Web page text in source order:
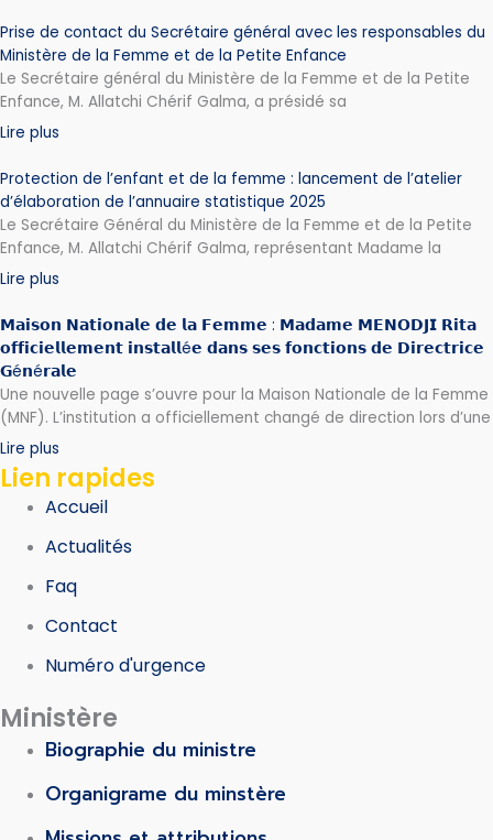
Prise de contact du Secrétaire général avec les responsables du
Ministère de la Femme et de la Petite Enfance
Le Secrétaire général du Ministère de la Femme et de la Petite
Enfance, M. Allatchi Chérif Galma, a présidé sa
Lire plus
Protection de l’enfant et de la femme : lancement de l’atelier
d’élaboration de l’annuaire statistique 2025
Le Secrétaire Général du Ministère de la Femme et de la Petite
Enfance, M. Allatchi Chérif Galma, représentant Madame la
Lire plus
𝗠𝗮𝗶𝘀𝗼𝗻 𝗡𝗮𝘁𝗶𝗼𝗻𝗮𝗹𝗲 𝗱𝗲 𝗹𝗮 𝗙𝗲𝗺𝗺𝗲 : 𝗠𝗮𝗱𝗮𝗺𝗲 𝗠𝗘𝗡𝗢𝗗𝗝𝗜 𝗥𝗶𝘁𝗮
𝗼𝗳𝗳𝗶𝗰𝗶𝗲𝗹𝗹𝗲𝗺𝗲𝗻𝘁 𝗶𝗻𝘀𝘁𝗮𝗹𝗹é𝗲 𝗱𝗮𝗻𝘀 𝘀𝗲𝘀 𝗳𝗼𝗻𝗰𝘁𝗶𝗼𝗻𝘀 𝗱𝗲 𝗗𝗶𝗿𝗲𝗰𝘁𝗿𝗶𝗰𝗲
𝗚é𝗻é𝗿𝗮𝗹𝗲
Une nouvelle page s’ouvre pour la Maison Nationale de la Femme
(MNF). L’institution a officiellement changé de direction lors d’une
Lire plus
Lien rapides
Accueil
Actualités
Faq
Contact
Numéro d'urgence
Ministère
Biographie du ministre
Organigrame du minstère